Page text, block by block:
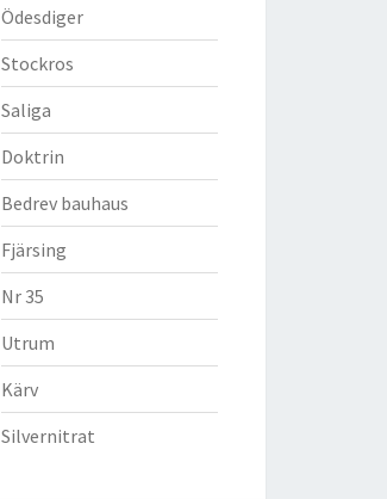
Ödesdiger
Stockros
Saliga
Doktrin
Bedrev bauhaus
Fjärsing
Nr 35
Utrum
Kärv
Silvernitrat